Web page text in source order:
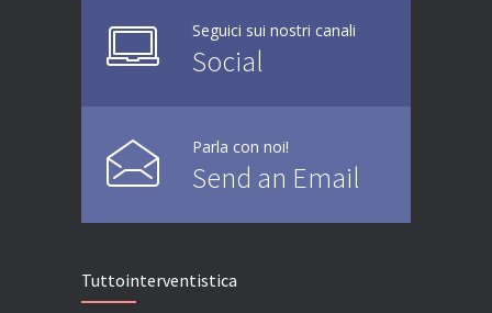
Seguici sui nostri canali
Social
Parla con noi!
Send an Email
Tuttointerventistica